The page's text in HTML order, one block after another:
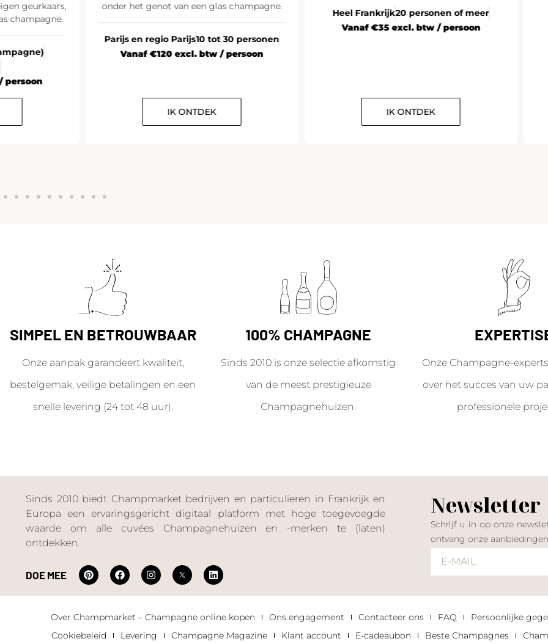
geurkaars,
champagne.
persoon
onder het genot van een glas champagne.
Parijs en regio Parijs10 tot 30 personen
Vanaf €120 excl. btw / persoon
IK ONTDEK
Heel Frankrijk20 personen of meer
Vanaf €35 excl. btw / persoon
IK ONTDEK
SIMPEL EN BETROUWBAAR
Onze aanpak garandeert kwaliteit,
bestelgemak, veilige betalingen en een
snelle levering (24 tot 48 uur).
100% CHAMPAGNE
Sinds 2010 is onze selectie afkomstig
van de meest prestigieuze
Champagnehuizen.
Onze Champagne-
over het succes van uw
professionele
Sinds 2010 biedt Champmarket bedrijven en particulieren in Frankrijk en
Europa een ervaringsgericht digitaal platform met hoge toegevoegde
waarde om alle cuvées Champagnehuizen en -merken te (laten)
ontdekken.
DOE MEE
Newsletter
Schrijf u in op onze
ontvang onze aanbiedingen
Over Champmarket – Champagne online kopen Ons engagement Contacteer ons FAQ
Persoonlijke
Cookiebeleid
Levering Champagne Magazine Klant account E-cadeaubon Beste Champagnes